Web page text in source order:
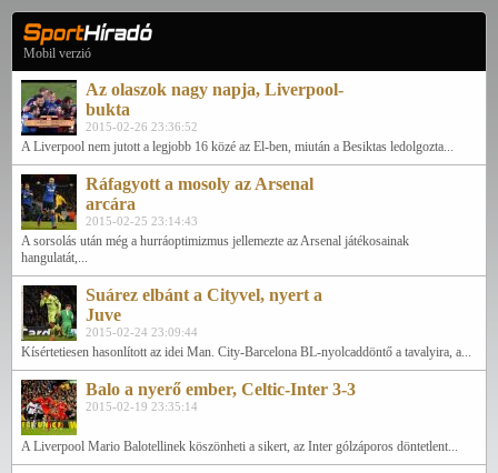
Mobil verzió
Az olaszok nagy napja, Liverpool-
bukta
2015-02-26 23:36:52
A Liverpool nem jutott a legjobb 16 közé az El-ben, miután a Besiktas ledolgozta...
Ráfagyott a mosoly az Arsenal
arcára
2015-02-25 23:14:43
A sorsolás után még a hurráoptimizmus jellemezte az Arsenal játékosainak
hangulatát,...
Suárez elbánt a Cityvel, nyert a
Juve
2015-02-24 23:09:44
Kísértetiesen hasonlított az idei Man. City-Barcelona BL-nyolcaddöntő a tavalyira, a...
Balo a nyerő ember, Celtic-Inter 3-3
2015-02-19 23:35:14
A Liverpool Mario Balotellinek köszönheti a sikert, az Inter gólzáporos döntetlent...